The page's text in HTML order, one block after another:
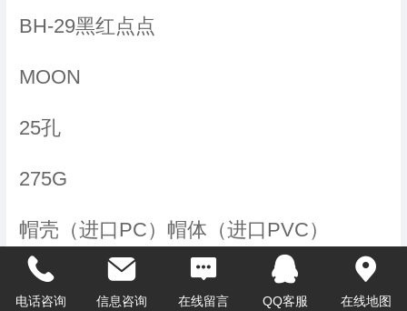
BH-29黑红点点
MOON
25孔
275G
帽壳（进口PC）帽体（进口PVC）
M（55-58）CM L（58-61）CM
电话咨询 信息咨询 在线留言 QQ客服 在线地图